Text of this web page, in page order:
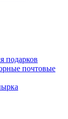
подарков
почтовые